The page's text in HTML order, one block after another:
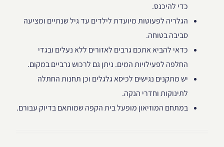
כדי להיכנס.
הגלריה לפעוטות מיועדת לילדים עד גיל שנתיים ומציעה
סביבה בטוחה.
כדאי להביא אתכם גרבים לאזורים ללא נעלים ובגדי
החלפה לפעילויות המים. ניתן גם לרכוש גרביים במקום.
יש מתקנים נגישים לכיסא גלגלים וכן תחנות החתלה
לתינוקות וחדרי הנקה.
במתחם המוזיאון מופעל בית הקפה שמותאם בדיוק עבורם.